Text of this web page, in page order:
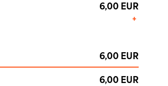
6,00 EUR
+
6,00 EUR
6,00 EUR